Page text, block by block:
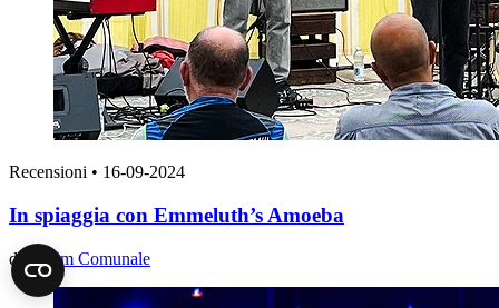
Recensioni • 16-09-2024
In spiaggia con Emmeluth’s Amoeba
di Nazim Comunale